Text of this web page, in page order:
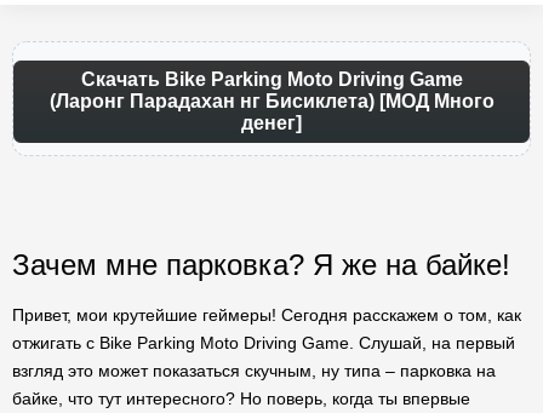
Скачать Bike Parking Moto Driving Game
(Ларонг Парадахан нг Бисиклета) [МОД Много
денег]
Зачем мне парковка? Я же на байке!
Привет, мои крутейшие геймеры! Сегодня расскажем о том, как
отжигать с Bike Parking Moto Driving Game. Слушай, на первый
взгляд это может показаться скучным, ну типа – парковка на
байке, что тут интересного? Но поверь, когда ты впервые